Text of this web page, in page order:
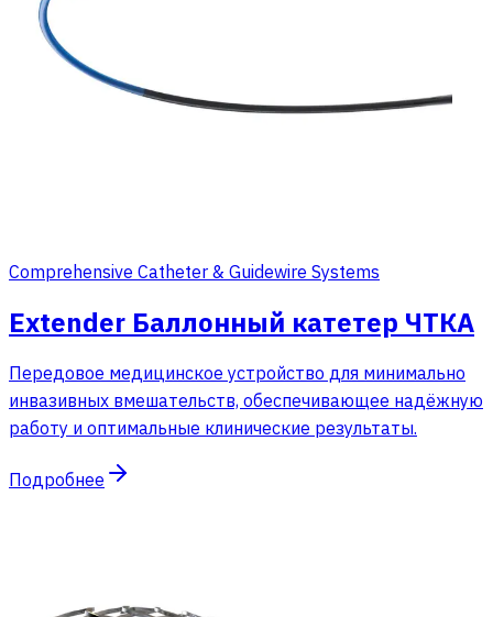
Comprehensive Catheter & Guidewire Systems
Extender Баллонный катетер ЧТКА
Передовое медицинское устройство для минимально
инвазивных вмешательств, обеспечивающее надёжную
работу и оптимальные клинические результаты.
Подробнее